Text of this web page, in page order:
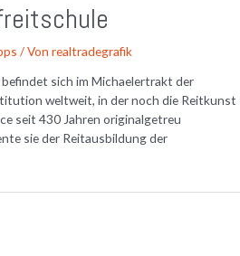
/ Von realtradegrafik
sich im Michaelertrakt der
weltweit, in der noch die Reitkunst
seit 430 Jahren originalgetreu
sie der Reitausbildung der